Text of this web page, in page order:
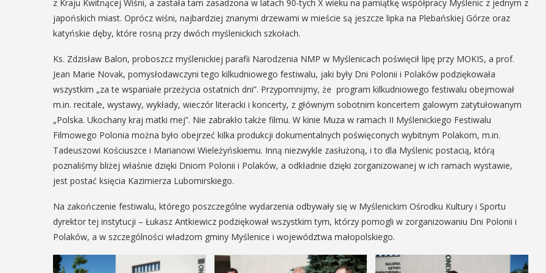
z Kraju Kwitnącej Wiśni, a zastała tam zasadzona w latach 90-tych X wieku na pamiątkę współpracy Myślenic z jednym z
japońskich miast. Oprócz wiśni, najbardziej znanymi drzewami w mieście są jeszcze lipka na Plebańskiej Górze oraz
katyńskie dęby, które rosną przy dwóch myślenickich szkołach.
Ks. Zdzisław Balon, proboszcz myślenickiej parafii Narodzenia NMP w Myślenicach poświęcił lipę przy MOKIS, a prof.
Jean Marie Novak, pomysłodawczyni tego kilkudniowego festiwalu, jaki były Dni Polonii i Polaków podziękowała
wszystkim „za te wspaniałe przeżycia ostatnich dni”. Przypomnijmy, że program kilkudniowego festiwalu obejmował
m.in. recitale, wystawy, wykłady, wieczór literacki i koncerty, z głównym sobotnim koncertem galowym zatytułowanym
„Polska. Ukochany kraj matki mej”. Nie zabrakło także filmu. W kinie Muza w ramach II Myślenickiego Festiwalu
Filmowego Polonia można było obejrzeć kilka produkcji dokumentalnych poświęconych wybitnym Polakom, m.in.
Tadeuszowi Kościuszce i Marianowi Wieleżyńskiemu. Inną niezwykle zasłużoną, i to dla Myślenic postacią, którą
poznaliśmy bliżej właśnie dzięki Dniom Polonii i Polaków, a odkładnie dzięki zorganizowanej w ich ramach wystawie,
jest postać księcia Kazimierza Lubomirskiego.
Na zakończenie festiwalu, którego poszczególne wydarzenia odbywały się w Myślenickim Ośrodku Kultury i Sportu
dyrektor tej instytucji – Łukasz Antkiewicz podziękował wszystkim tym, którzy pomogli w zorganizowaniu Dni Polonii i
Polaków, a w szczególności władzom gminy Myślenice i województwa małopolskiego.
i
weekend wakacji, czyli 29-30
w Myślenicach odbędzie się
Turnieju Myślimira.
Niepodległości w Myślenicach
12 MAJ
16:00 - 17:30
Spotkanie
Seniorów w
Jaworniku
Podczas majowego spotkania seniorzy
przygotować się na nadchodzące lato,
zaopatrując się w naturalne kosmetyki
wykonane własnoręcznie. Uuczestnicy
będą proszeni o przyniesienie
słoiczków ...
16 MAJ
Dzień otwarty
Biblioteki
Pedagogicznej
PROGRAM DNIA OTWARTEGO
Spotkanie z robotami - Ozobot i Photon
zapraszają dzieci do wspólnej zabawy.
Magiczne ...